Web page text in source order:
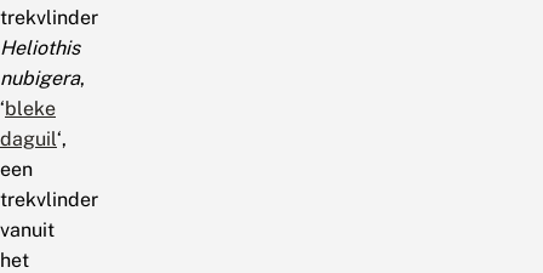
trekvlinder
Heliothis
nubigera,
‘bleke
daguil‘,
een
trekvlinder
vanuit
het